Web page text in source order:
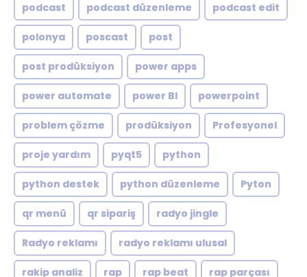
podcast podcast düzenleme podcast edit
polonya poscast post
post prodüksiyon power apps
power automate power BI powerpoint
problem çözme prodüksiyon Profesyonel
proje yardım pyqt5 python
python destek python düzenleme Pyton
qr menü qr sipariş radyo jingle
Radyo reklamı radyo reklamı ulusal
rakip analiz rap rap beat rap parçası